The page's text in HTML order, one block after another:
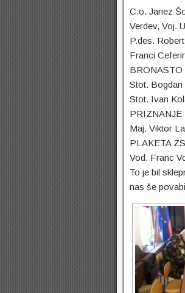
C.o. Janez
Verdev, Voj.
P.des.
Franci
BRONASTO
Stot. Bogdan
Stot. Ivan
PRIZNANJE
Maj. Viktor
PLAKETA
Vod. Franc
To je bil
nas še